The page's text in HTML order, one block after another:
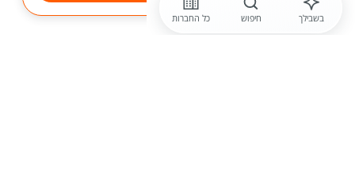
בשבילך חיפוש כל החברות